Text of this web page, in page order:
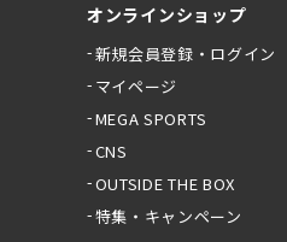
オンラインショップ
新規会員登録・ログイン
マイページ
MEGA SPORTS
CNS
OUTSIDE THE BOX
特集・キャンペーン